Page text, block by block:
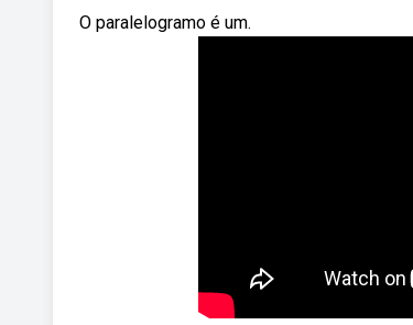
O paralelogramo é um.